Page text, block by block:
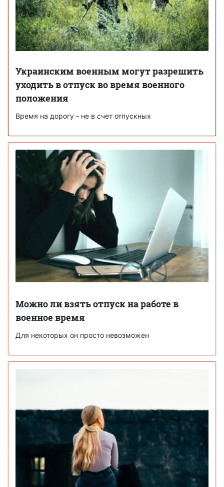
Украинским военным могут разрешить
уходить в отпуск во время военного
положения
Время на дорогу - не в счет отпускных
Можно ли взять отпуск на работе в
военное время
Для некоторых он просто невозможен